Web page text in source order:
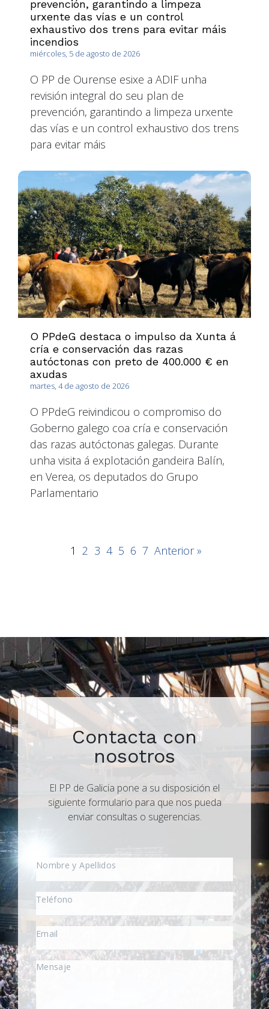
prevención, garantindo a limpeza
urxente das vías e un control
exhaustivo dos trens para evitar máis
incendios
miércoles, 5 de agosto de 2026
O PP de Ourense esixe a ADIF unha
revisión integral do seu plan de
prevención, garantindo a limpeza urxente
das vías e un control exhaustivo dos trens
para evitar máis
O PPdeG destaca o impulso da Xunta á
cría e conservación das razas
autóctonas con preto de 400.000 € en
axudas
martes, 4 de agosto de 2026
O PPdeG reivindicou o compromiso do
Goberno galego coa cría e conservación
das razas autóctonas galegas. Durante
unha visita á explotación gandeira Balín,
en Verea, os deputados do Grupo
Parlamentario
1 2 3 4 5 6 7 Anterior »
Contacta con
nosotros
El PP de Galicia pone a su disposición el
siguiente formulario para que nos pueda
enviar consultas o sugerencias.